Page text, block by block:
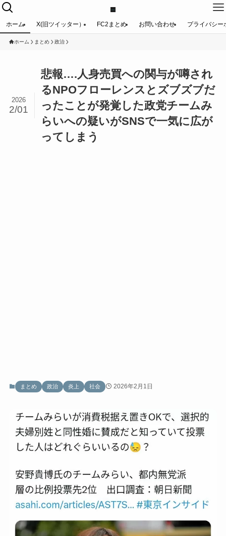
ホーム X(旧ツイッター） FC2まとめ お問い合わせ プライバシー
ホーム まとめ 政治
悲報….人身売買への関与が噂され
るNPOフローレンスとズブズブだ
ったことが発覚した政党チームみ
らいへの疑いがSNSで一気に広が
ってしまう
2026
2/01
まとめ 政治 炎上 社会 2026年2月1日